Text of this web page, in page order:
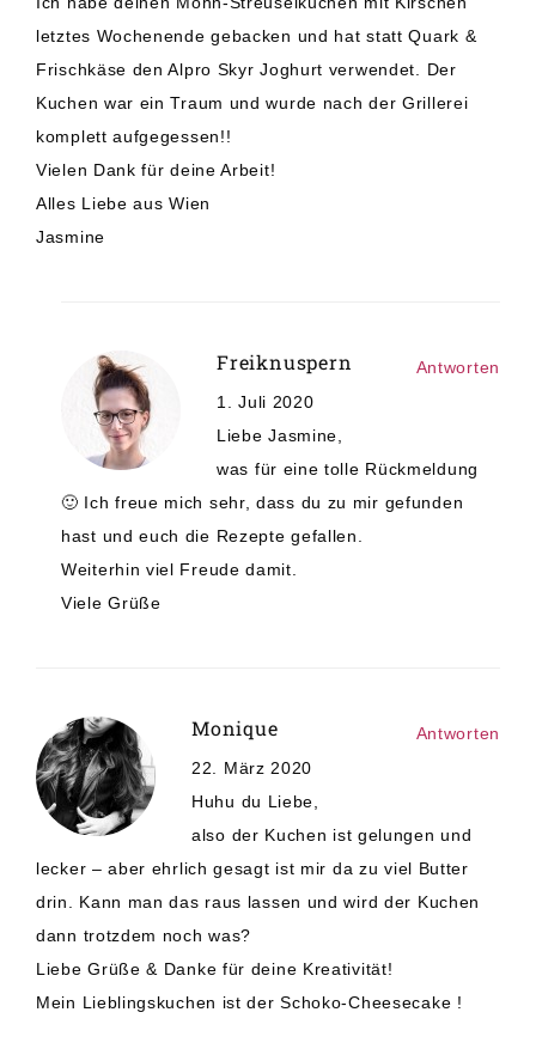
letztes Wochenende gebacken und hat statt Quark &
Frischkäse den Alpro Skyr Joghurt verwendet. Der
Kuchen war ein Traum und wurde nach der Grillerei
komplett aufgegessen!!
Vielen Dank für deine Arbeit!
Alles Liebe aus Wien
Jasmine
Freiknuspern
1. Juli 2020
Liebe Jasmine,
was für eine tolle Rückmeldung
🙂 Ich freue mich sehr, dass du zu mir gefunden
hast und euch die Rezepte gefallen.
Weiterhin viel Freude damit.
Viele Grüße
Antworten
Monique
22. März 2020
Huhu du Liebe,
also der Kuchen ist gelungen und
lecker – aber ehrlich gesagt ist mir da zu viel Butter
drin. Kann man das raus lassen und wird der Kuchen
dann trotzdem noch was?
Liebe Grüße & Danke für deine Kreativität!
Mein Lieblingskuchen ist der Schoko-Cheesecake !
Antworten